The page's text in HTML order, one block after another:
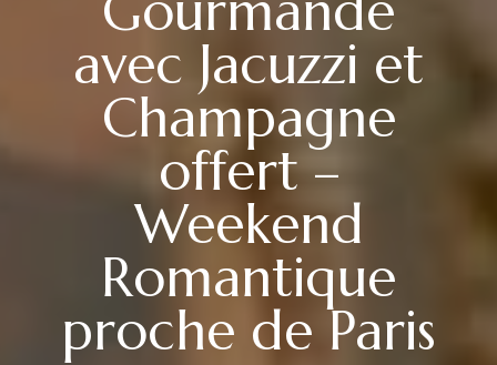
avec Jacuzzi et
Champagne
offert –
Weekend
Romantique
proche de Paris